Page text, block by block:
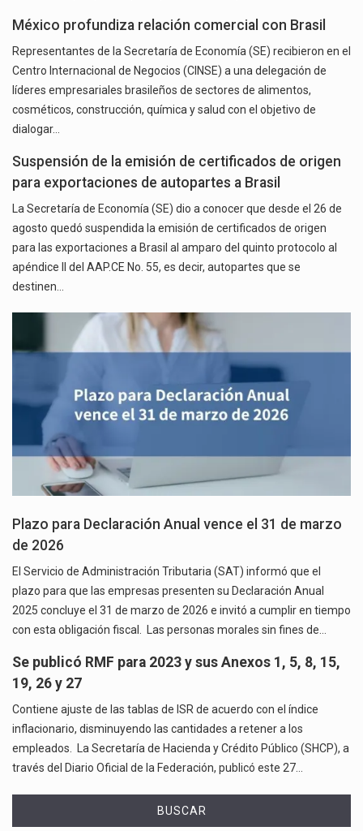
México profundiza relación comercial con Brasil
Representantes de la Secretaría de Economía (SE) recibieron en el
Centro Internacional de Negocios (CINSE) a una delegación de
líderes empresariales brasileños de sectores de alimentos,
cosméticos, construcción, química y salud con el objetivo de
dialogar…
Suspensión de la emisión de certificados de origen
para exportaciones de autopartes a Brasil
La Secretaría de Economía (SE) dio a conocer que desde el 26 de
agosto quedó suspendida la emisión de certificados de origen
para las exportaciones a Brasil al amparo del quinto protocolo al
apéndice II del AAP.CE No. 55, es decir, autopartes que se
destinen…
Plazo para Declaración Anual vence el 31 de marzo
de 2026
El Servicio de Administración Tributaria (SAT) informó que el
plazo para que las empresas presenten su Declaración Anual
2025 concluye el 31 de marzo de 2026 e invitó a cumplir en tiempo
con esta obligación fiscal. Las personas morales sin fines de…
Se publicó RMF para 2023 y sus Anexos 1, 5, 8, 15,
19, 26 y 27
Contiene ajuste de las tablas de ISR de acuerdo con el índice
inflacionario, disminuyendo las cantidades a retener a los
empleados. La Secretaría de Hacienda y Crédito Público (SHCP), a
través del Diario Oficial de la Federación, publicó este 27…
BUSCAR